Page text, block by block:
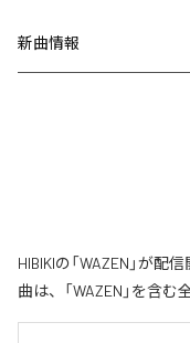
新曲情報
HIBIKIの「WAZEN」が
曲は、「WAZEN」を含む